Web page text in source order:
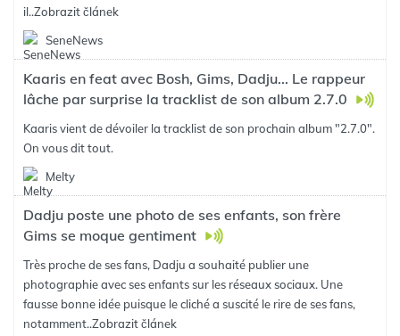
il..Zobrazit článek
SeneNews
Kaaris en feat avec Bosh, Gims, Dadju... Le rappeur
lâche par surprise la tracklist de son album 2.7.0
Kaaris vient de dévoiler la tracklist de son prochain album "2.7.0".
On vous dit tout.
Melty
Dadju poste une photo de ses enfants, son frère
Gims se moque gentiment
Très proche de ses fans, Dadju a souhaité publier une
photographie avec ses enfants sur les réseaux sociaux. Une
fausse bonne idée puisque le cliché a suscité le rire de ses fans,
notamment..Zobrazit článek